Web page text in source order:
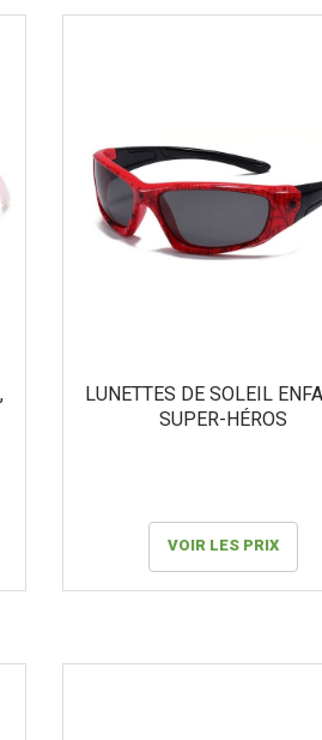
LUNETTES DE SOLEIL
SUPER-HÉROS
VOIR LES PRIX